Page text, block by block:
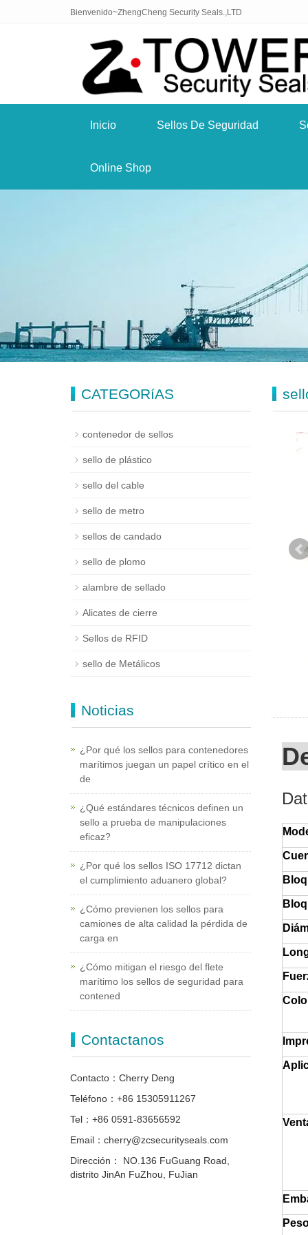
Bienvenido~ZhengCheng Security Seals.,LTD
Inicio Sellos De Seguridad
Online Shop
CATEGORíAS
contenedor de sellos
sello de plástico
sello del cable
sello de metro
sellos de candado
sello de plomo
alambre de sellado
Alicates de cierre
Sellos de RFID
sello de Metálicos
Noticias
¿Por qué los sellos para contenedores
marítimos juegan un papel crítico en el
de
¿Qué estándares técnicos definen un
sello a prueba de manipulaciones
eficaz?
¿Por qué los sellos ISO 17712 dictan
el cumplimiento aduanero global?
¿Cómo previenen los sellos para
camiones de alta calidad la pérdida de
carga en
¿Cómo mitigan el riesgo del flete
marítimo los sellos de seguridad para
contened
Contactanos
Contacto：Cherry Deng
Teléfono：+86 15305911267
Tel：+86 0591-83656592
Email：cherry@zcsecurityseals.com
Dirección： NO.136 FuGuang Road,
distrito JinAn FuZhou, FuJian